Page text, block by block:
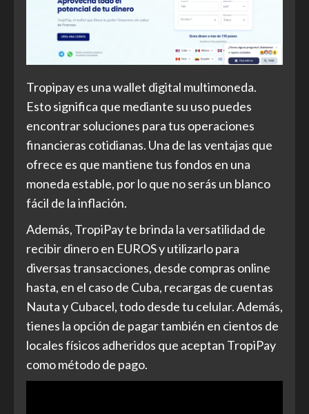
Tropipay es una wallet digital multimoneda.
Esto significa que mediante su uso puedes
encontrar soluciones para tus operaciones
financieras cotidianas. Una de las ventajas que
ofrece es que mantiene tus fondos en una
moneda estable, por lo que no serás un blanco
fácil de la inflación.
Además, TropiPay te brinda la versatilidad de
recibir dinero en EUROS y utilizarlo para
diversas transacciones, desde compras online
hasta, en el caso de Cuba, recargas de cuentas
Nauta y Cubacel, todo desde tu celular. Además,
tienes la opción de pagar también en cientos de
locales físicos adheridos que aceptan TropiPay
como método de pago.